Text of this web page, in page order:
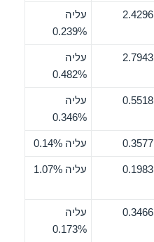
2.4296
עליה
0.239%
2.7943
עליה
0.482%
0.5518
עליה
0.346%
0.3577 עליה 0.14%
0.1983 עליה 1.07%
0.3466
עליה
0.173%